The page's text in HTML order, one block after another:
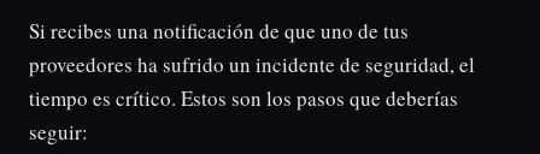
Si recibes una notificación de que uno de tus
proveedores ha sufrido un incidente de seguridad, el
tiempo es crítico. Estos son los pasos que deberías
seguir: